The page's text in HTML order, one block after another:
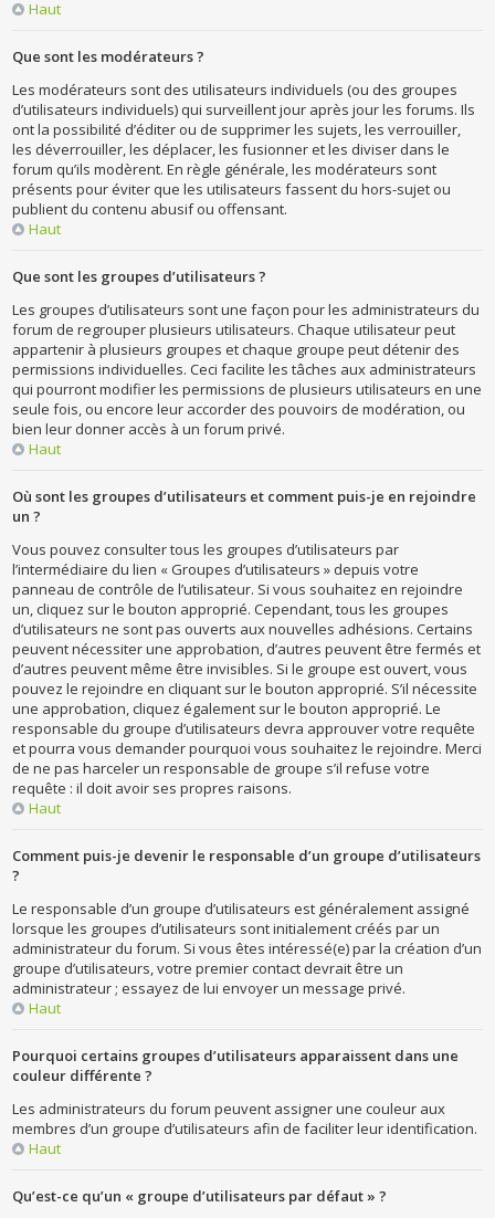
Haut
Que sont les modérateurs ?
Les modérateurs sont des utilisateurs individuels (ou des groupes
d’utilisateurs individuels) qui surveillent jour après jour les forums. Ils
ont la possibilité d’éditer ou de supprimer les sujets, les verrouiller,
les déverrouiller, les déplacer, les fusionner et les diviser dans le
forum qu’ils modèrent. En règle générale, les modérateurs sont
présents pour éviter que les utilisateurs fassent du hors-sujet ou
publient du contenu abusif ou offensant.
Haut
Que sont les groupes d’utilisateurs ?
Les groupes d’utilisateurs sont une façon pour les administrateurs du
forum de regrouper plusieurs utilisateurs. Chaque utilisateur peut
appartenir à plusieurs groupes et chaque groupe peut détenir des
permissions individuelles. Ceci facilite les tâches aux administrateurs
qui pourront modifier les permissions de plusieurs utilisateurs en une
seule fois, ou encore leur accorder des pouvoirs de modération, ou
bien leur donner accès à un forum privé.
Haut
Où sont les groupes d’utilisateurs et comment puis-je en rejoindre
un ?
Vous pouvez consulter tous les groupes d’utilisateurs par
l’intermédiaire du lien « Groupes d’utilisateurs » depuis votre
panneau de contrôle de l’utilisateur. Si vous souhaitez en rejoindre
un, cliquez sur le bouton approprié. Cependant, tous les groupes
d’utilisateurs ne sont pas ouverts aux nouvelles adhésions. Certains
peuvent nécessiter une approbation, d’autres peuvent être fermés et
d’autres peuvent même être invisibles. Si le groupe est ouvert, vous
pouvez le rejoindre en cliquant sur le bouton approprié. S’il nécessite
une approbation, cliquez également sur le bouton approprié. Le
responsable du groupe d’utilisateurs devra approuver votre requête
et pourra vous demander pourquoi vous souhaitez le rejoindre. Merci
de ne pas harceler un responsable de groupe s’il refuse votre
requête : il doit avoir ses propres raisons.
Haut
Comment puis-je devenir le responsable d’un groupe d’utilisateurs
?
Le responsable d’un groupe d’utilisateurs est généralement assigné
lorsque les groupes d’utilisateurs sont initialement créés par un
administrateur du forum. Si vous êtes intéressé(e) par la création d’un
groupe d’utilisateurs, votre premier contact devrait être un
administrateur ; essayez de lui envoyer un message privé.
Haut
Pourquoi certains groupes d’utilisateurs apparaissent dans une
couleur différente ?
Les administrateurs du forum peuvent assigner une couleur aux
membres d’un groupe d’utilisateurs afin de faciliter leur identification.
Haut
Qu’est-ce qu’un « groupe d’utilisateurs par défaut » ?